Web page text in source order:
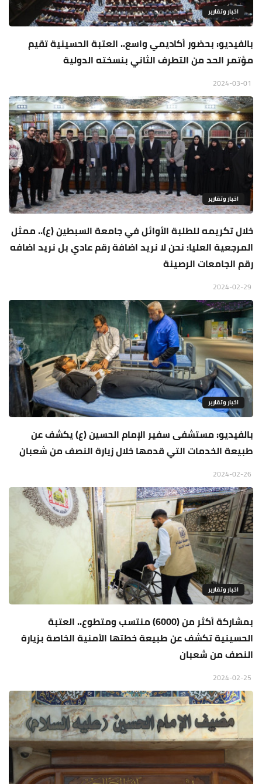
اخبار وتقارير
بالفيديو: بحضور أكاديمي واسع.. العتبة الحسينية تقيم
مؤتمر الحد من التطرف الثاني بنسخته الدولية
اخبار وتقارير
خلال تكريمه للطلبة الأوائل في جامعة السبطين (ع).. ممثل
المرجعية العليا: نحن لا نريد اضافة رقم عادي بل نريد اضافه
رقم الجامعات الرصينة
اخبار وتقارير
بالفيديو: مستشفى سفير الإمام الحسين (ع) يكشف عن
طبيعة الخدمات التي قدمها خلال زيارة النصف من شعبان
اخبار وتقارير
بمشاركة أكثر من (6000) منتسب ومتطوع.. العتبة
الحسينية تكشف عن طبيعة خطتها الأمنية الخاصة بزيارة
النصف من شعبان